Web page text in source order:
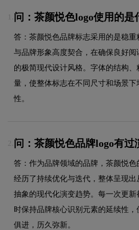
问：茶颜悦色logo使用的是
答：茶颜悦色品牌标志采用的是稳
与品牌形象高度契合，在确保良好
的极简现代设计风格。字体的结构
量，使整体标志在不同尺寸和场景
性。
2. 问：茶颜悦色品牌logo有过
答：作为品牌领域的品牌，茶颜悦色
经历了持续优化与迭代，整体呈现出
抽象的现代化演变趋势。每一次更新
时保持品牌核心识别元素的延续性
俱进，历久弥新。